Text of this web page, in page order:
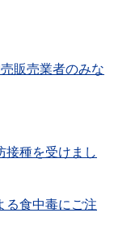
販売業者のみな
接種を受けまし
る食中毒にご注